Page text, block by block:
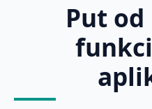
Put